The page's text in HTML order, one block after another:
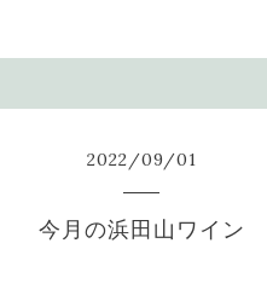
2022/09/01
今月の浜田山ワイン